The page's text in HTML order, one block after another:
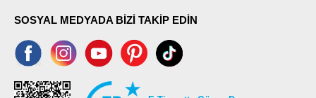
SOSYAL MEDYADA BİZİ TAKİP EDİN